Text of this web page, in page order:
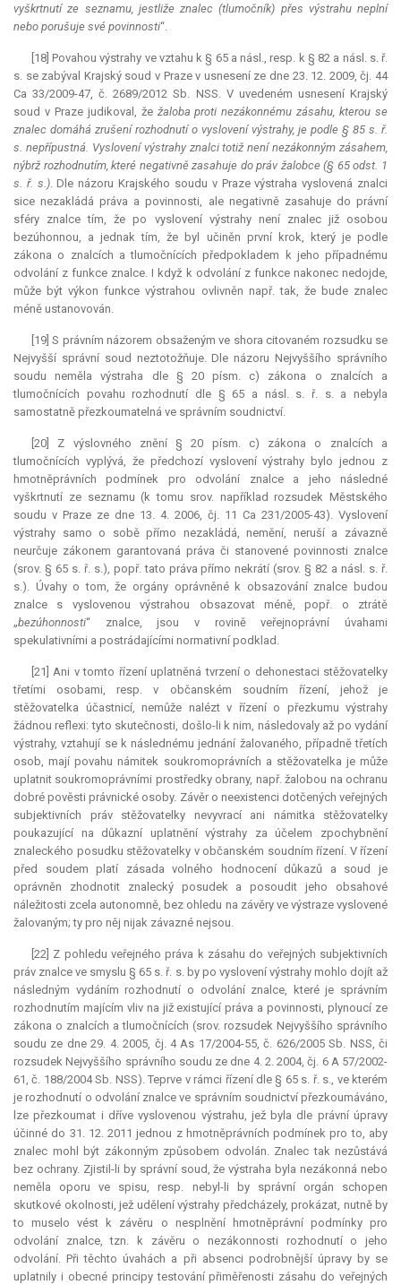
vyškrtnutí ze seznamu, jestliže znalec (tlumočník) přes výstrahu neplní
nebo porušuje své povinnosti“.
[18] Povahou výstrahy ve vztahu k § 65 a násl., resp. k § 82 a násl. s. ř.
s. se zabýval Krajský soud v Praze v usnesení ze dne 23. 12. 2009, čj. 44
Ca 33/2009-47, č. 2689/2012 Sb. NSS. V uvedeném usnesení Krajský
soud v Praze judikoval, že žaloba proti nezákonnému zásahu, kterou se
znalec domáhá zrušení rozhodnutí o vyslovení výstrahy, je podle § 85 s. ř.
s. nepřípustná. Vyslovení výstrahy znalci totiž není nezákonným zásahem,
nýbrž rozhodnutím, které negativně zasahuje do práv žalobce (§ 65 odst. 1
s. ř. s.). Dle názoru Krajského soudu v Praze výstraha vyslovená znalci
sice nezakládá práva a povinnosti, ale negativně zasahuje do právní
sféry znalce tím, že po vyslovení výstrahy není znalec již osobou
bezúhonnou, a jednak tím, že byl učiněn první krok, který je podle
zákona o znalcích a tlumočnících předpokladem k jeho případnému
odvolání z funkce znalce. I když k odvolání z funkce nakonec nedojde,
může být výkon funkce výstrahou ovlivněn např. tak, že bude znalec
méně ustanovován.
[19] S právním názorem obsaženým ve shora citovaném rozsudku se
Nejvyšší správní soud neztotožňuje. Dle názoru Nejvyššího správního
soudu neměla výstraha dle § 20 písm. c) zákona o znalcích a
tlumočnících povahu rozhodnutí dle § 65 a násl. s. ř. s. a nebyla
samostatně přezkoumatelná ve správním soudnictví.
[20] Z výslovného znění § 20 písm. c) zákona o znalcích a
tlumočnících vyplývá, že předchozí vyslovení výstrahy bylo jednou z
hmotněprávních podmínek pro odvolání znalce a jeho následné
vyškrtnutí ze seznamu (k tomu srov. například rozsudek Městského
soudu v Praze ze dne 13. 4. 2006, čj. 11 Ca 231/2005-43). Vyslovení
výstrahy samo o sobě přímo nezakládá, nemění, neruší a závazně
neurčuje zákonem garantovaná práva či stanovené povinnosti znalce
(srov. § 65 s. ř. s.), popř. tato práva přímo nekrátí (srov. § 82 a násl. s. ř.
s.). Úvahy o tom, že orgány oprávněné k obsazování znalce budou
znalce s vyslovenou výstrahou obsazovat méně, popř. o ztrátě
„bezúhonnosti“ znalce, jsou v rovině veřejnoprávní úvahami
spekulativními a postrádajícími normativní podklad.
[21] Ani v tomto řízení uplatněná tvrzení o dehonestaci stěžovatelky
třetími osobami, resp. v občanském soudním řízení, jehož je
stěžovatelka účastnicí, nemůže nalézt v řízení o přezkumu výstrahy
žádnou reflexi: tyto skutečnosti, došlo-li k nim, následovaly až po vydání
výstrahy, vztahují se k následnému jednání žalovaného, případně třetích
osob, mají povahu námitek soukromoprávních a stěžovatelka je může
uplatnit soukromoprávními prostředky obrany, např. žalobou na ochranu
dobré pověsti právnické osoby. Závěr o neexistenci dotčených veřejných
subjektivních práv stěžovatelky nevyvrací ani námitka stěžovatelky
poukazující na důkazní uplatnění výstrahy za účelem zpochybnění
znaleckého posudku stěžovatelky v občanském soudním řízení. V řízení
před soudem platí zásada volného hodnocení důkazů a soud je
oprávněn zhodnotit znalecký posudek a posoudit jeho obsahové
náležitosti zcela autonomně, bez ohledu na závěry ve výstraze vyslovené
žalovaným; ty pro něj nijak závazné nejsou.
[22] Z pohledu veřejného práva k zásahu do veřejných subjektivních
práv znalce ve smyslu § 65 s. ř. s. by po vyslovení výstrahy mohlo dojít až
následným vydáním rozhodnutí o odvolání znalce, které je správním
rozhodnutím majícím vliv na již existující práva a povinnosti, plynoucí ze
zákona o znalcích a tlumočnících (srov. rozsudek Nejvyššího správního
soudu ze dne 29. 4. 2005, čj. 4 As 17/2004-55, č. 626/2005 Sb. NSS, či
rozsudek Nejvyššího správního soudu ze dne 4. 2. 2004, čj. 6 A 57/2002-
61, č. 188/2004 Sb. NSS). Teprve v rámci řízení dle § 65 s. ř. s., ve kterém
je rozhodnutí o odvolání znalce ve správním soudnictví přezkoumáváno,
lze přezkoumat i dříve vyslovenou výstrahu, jež byla dle právní úpravy
účinné do 31. 12. 2011 jednou z hmotněprávních podmínek pro to, aby
znalec mohl být zákonným způsobem odvolán. Znalec tak nezůstává
bez ochrany. Zjistil-li by správní soud, že výstraha byla nezákonná nebo
neměla oporu ve spisu, resp. nebyl-li by správní orgán schopen
skutkové okolnosti, jež udělení výstrahy předcházely, prokázat, nutně by
to muselo vést k závěru o nesplnění hmotněprávní podmínky pro
odvolání znalce, tzn. k závěru o nezákonnosti rozhodnutí o jeho
odvolání. Při těchto úvahách a při absenci podrobnější úpravy by se
uplatnily i obecné principy testování přiměřenosti zásahu do veřejných